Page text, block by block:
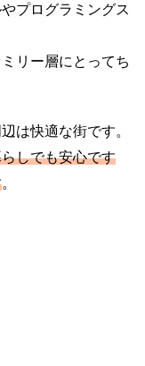
プログラミングス
リー層にとってち
は快適な街です。
しでも安心です
。